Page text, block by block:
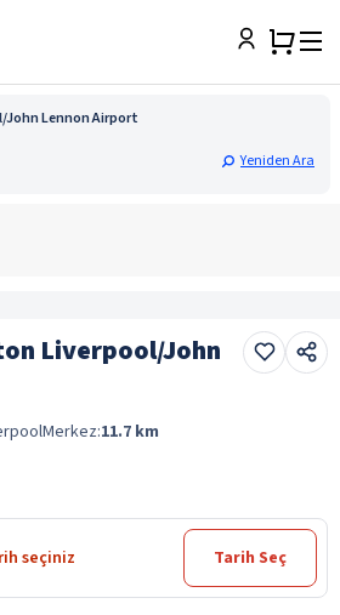
Lennon Airport
Yeniden Ara
Liverpool/John
Merkez:11.7 km
seçiniz Tarih Seç